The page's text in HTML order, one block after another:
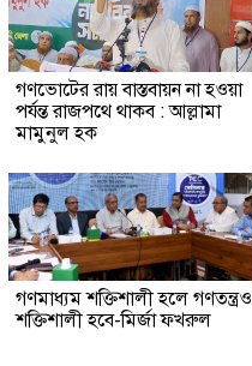
গণভোটের রায় বাস্তবায়ন না হওয়া
পর্যন্ত রাজপথে থাকব : আল্লামা
মামুনুল হক
গণমাধ্যম শক্তিশালী হলে গণতন্ত্রও
শক্তিশালী হবে-মির্জা ফখরুল